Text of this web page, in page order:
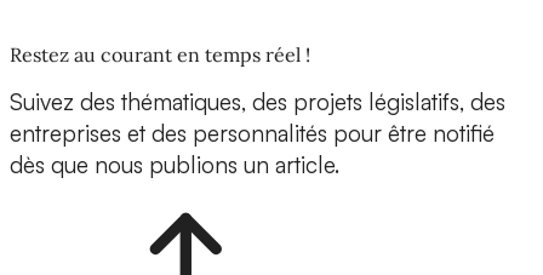
Restez au courant en temps réel !
Suivez des thématiques, des projets législatifs, des
entreprises et des personnalités pour être notifié
dès que nous publions un article.